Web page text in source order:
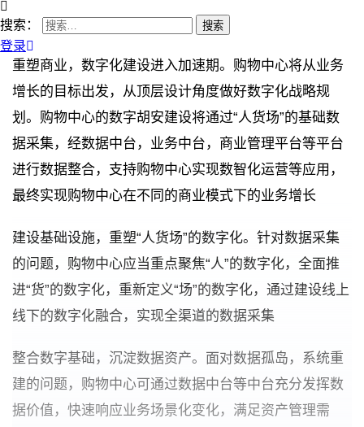
搜索：
登录
重塑商业，数字化建设进入加速期。购物中心将从业务
增长的目标出发，从顶层设计角度做好数字化战略规
划。购物中心的数字胡安建设将通过“人货场”的基础数
据采集，经数据中台，业务中台，商业管理平台等平台
进行数据整合，支持购物中心实现数智化运营等应用，
最终实现购物中心在不同的商业模式下的业务增长
建设基础设施，重塑“人货场”的数字化。针对数据采集
的问题，购物中心应当重点聚焦“人”的数字化，全面推
进“货”的数字化，重新定义“场”的数字化，通过建设线上
线下的数字化融合，实现全渠道的数据采集
整合数字基础，沉淀数据资产。面对数据孤岛，系统重
建的问题，购物中心可通过数据中台等中台充分发挥数
据价值，快速响应业务场景化变化，满足资产管理需